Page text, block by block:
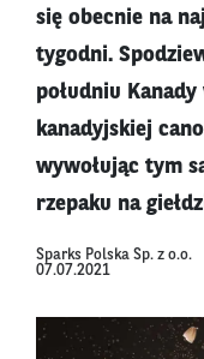
się obecnie na
tygodni.
południu
kanadyjskiej
wywołując tym
rzepaku na
Sparks Polska Sp. z o.o.
07.07.2021